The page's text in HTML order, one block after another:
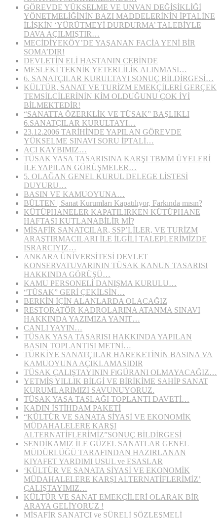
GÖREVDE YÜKSELME VE UNVAN DEĞİŞİKLİĞİ
YÖNETMELİĞİNİN BAZI MADDELERİNİN İPTALİNE
İLİŞKİN ‘YÜRÜTMEYİ DURDURMA’ TALEBİYLE
DAVA AÇILMIŞTIR…
MECİDİYEKÖY’DE YAŞANAN FACİA YENİ BİR
SOMA’DIR!
DEVLETİN ELİ HASTANIN CEBİNDE
MESLEKİ TEKNİK YETERLİLİK ALINMASI…
6. SANATÇILAR KURULTAYI SONUÇ BİLDİRGESİ…
KÜLTÜR, SANAT VE TURİZM EMEKÇİLERİ GERÇEK
TEMSİLCİLERİNİN KİM OLDUĞUNU ÇOK İYİ
BİLMEKTEDİR!
“SANATTA ÖZERKLİK VE TÜSAK” BAŞLIKLI
6.SANATÇILAR KURULTAYI…
23.12.2006 TARİHİNDE YAPILAN GÖREVDE
YÜKSELME SINAVI SORU İPTALİ…
ACI KAYBIMIZ…
TÜSAK YASA TASARISINA KARŞI TBMM ÜYELERİ
İLE YAPILAN GÖRÜŞMELER…
5. OLAĞAN GENEL KURUL DELEGE LİSTESİ
DUYURU…
BASIN VE KAMUOYUNA…
BÜLTEN | Sanat Kurumları Kapatılıyor, Farkında mısın?
KÜTÜPHANELER KAPATILIRKEN KÜTÜPHANE
HAFTASI KUTLANABİLİR Mİ?
MİSAFİR SANATÇILAR, SSP’LİLER, VE TURİZM
ARAŞTIRMACILARI İLE İLGİLİ TALEPLERİMİZDE
ISRARCIYIZ…
ANKARA ÜNİVERSİTESİ DEVLET
KONSERVATUVARININ TÜSAK KANUN TASARISI
HAKKINDA GÖRÜŞÜ…
KAMU PERSONELİ DANIŞMA KURULU…
“TÜSAK” GERİ ÇEKİLSİN…
BERKİN İÇİN ALANLARDA OLACAĞIZ
RESTORATÖR KADROLARINA ATANMA SINAVI
HAKKINDA YAZIMIZA YANIT…
CANLI YAYIN…
TÜSAK YASA TASARISI HAKKINDA YAPILAN
BASIN TOPLANTISI METNİ…
TÜRKİYE SANATÇILAR HAREKETİNİN BASINA VA
KAMUOYUNA AÇIKLAMASIDIR
TÜSAK ÇALIŞTAYININ FiGÜRANI OLMAYACAĞIZ…
YETMİŞ YILLIK BİLGİ VE BİRİKİME SAHİP SANAT
KURUMLARIMIZI SAVUNUYORUZ.
TÜSAK YASA TASLAĞI TOPLANTI DAVETİ…
KADIN İSTİHDAM PAKETİ
“KÜLTÜR VE SANATA SİYASİ VE EKONOMİK
MÜDAHALELERE KARŞI
ALTERNATİFLERİMİZ”SONUÇ BİLDİRGESİ
SENDİKAMIZ İLE GÜZEL SANATLAR GENEL
MÜDÜRLÜĞÜ TARAFINDAN HAZIRLANAN
KIYAFET YARDIMI USUL ve ESASLAR
‘KÜLTÜR VE SANATA SİYASİ VE EKONOMİK
MÜDAHALELERE KARŞI ALTERNATİFLERİMİZ’
ÇALIŞTAYIMIZ…
KÜLTÜR VE SANAT EMEKÇİLERİ OLARAK BİR
ARAYA GELİYORUZ !
MİSAFİR SANATÇI ve SÜRELİ SÖZLEŞMELİ